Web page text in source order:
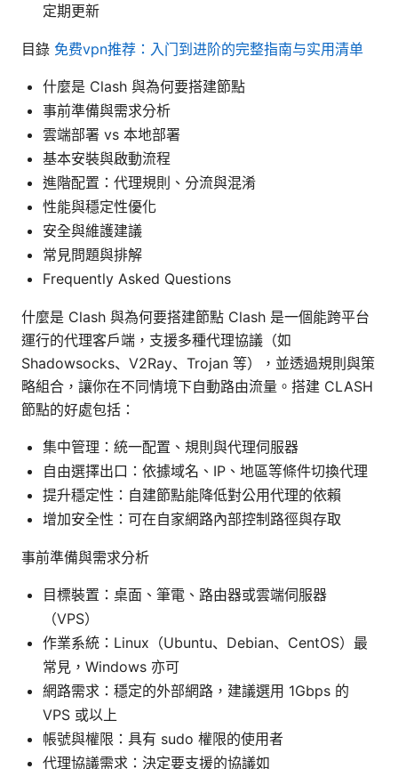
定期更新
目錄 免费vpn推荐：入门到进阶的完整指南与实用清单
什麼是 Clash 與為何要搭建節點
事前準備與需求分析
雲端部署 vs 本地部署
基本安裝與啟動流程
進階配置：代理規則、分流與混淆
性能與穩定性優化
安全與維護建議
常見問題與排解
Frequently Asked Questions
什麼是 Clash 與為何要搭建節點 Clash 是一個能跨平台
運行的代理客戶端，支援多種代理協議（如
Shadowsocks、V2Ray、Trojan 等），並透過規則與策
略組合，讓你在不同情境下自動路由流量。搭建 CLASH
節點的好處包括：
集中管理：統一配置、規則與代理伺服器
自由選擇出口：依據域名、IP、地區等條件切換代理
提升穩定性：自建節點能降低對公用代理的依賴
增加安全性：可在自家網路內部控制路徑與存取
事前準備與需求分析
目標裝置：桌面、筆電、路由器或雲端伺服器
（VPS）
作業系統：Linux（Ubuntu、Debian、CentOS）最
常見，Windows 亦可
網路需求：穩定的外部網路，建議選用 1Gbps 的
VPS 或以上
帳號與權限：具有 sudo 權限的使用者
代理協議需求：決定要支援的協議如